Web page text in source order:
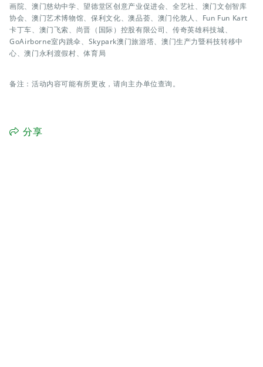
画院、澳门慈幼中学、望德堂区创意产业促进会、全艺社、澳门文创智库
协会、澳门艺术博物馆、保利文化、澳品荟、澳门伦敦人、Fun Fun Kart
卡丁车、澳门飞索、尚晋（国际）控股有限公司、传奇英雄科技城、
GoAirborne室内跳伞、Skypark澳门旅游塔、澳门生产力暨科技转移中
心、澳门永利渡假村、体育局
备注：活动内容可能有所更改，请向主办单位查询。
分享